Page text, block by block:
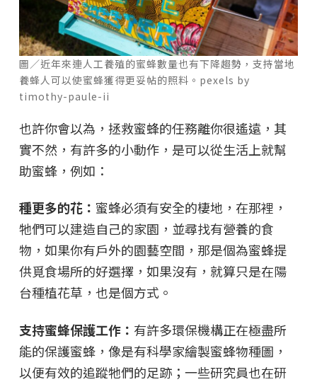
圖／近年來連人工養殖的蜜蜂數量也有下降趨勢，支持當地
養蜂人可以使蜜蜂獲得更妥帖的照料。pexels by
timothy-paule-ii
也許你會以為，拯救蜜蜂的任務離你很遙遠，其
實不然，有許多的小動作，是可以從生活上就幫
助蜜蜂，例如：
種更多的花： 蜜蜂必須有安全的棲地，在那裡，
牠們可以建造自己的家園，並尋找有營養的食
物，如果你有戶外的園藝空間，那是個為蜜蜂提
供覓食場所的好選擇，如果沒有，就算只是在陽
台種植花草，也是個方式。
支持蜜蜂保護工作： 有許多環保機構正在極盡所
能的保護蜜蜂，像是有科學家繪製蜜蜂物種圖，
以便有效的追蹤牠們的足跡；一些研究員也在研